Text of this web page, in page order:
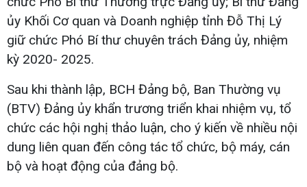
ủy Khối Cơ quan và Doanh nghiệp tỉnh Đỗ Thị Lý
giữ chức Phó Bí thư chuyên trách Đảng ủy, nhiệm
kỳ 2020- 2025.
Sau khi thành lập, BCH Đảng bộ, Ban Thường vụ
(BTV) Đảng ủy khẩn trương triển khai nhiệm vụ, tổ
chức các hội nghị thảo luận, cho ý kiến về nhiều nội
dung liên quan đến công tác tổ chức, bộ máy, cán
bộ và hoạt động của đảng bộ.